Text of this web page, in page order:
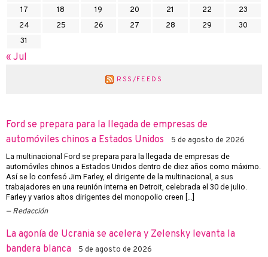
17
18 19 20 21 22
23
24
25 26 27 28 29
30
31
« Jul
RSS/FEEDS
Ford se prepara para la llegada de empresas de
automóviles chinos a Estados Unidos
5 de agosto de 2026
La multinacional Ford se prepara para la llegada de empresas de
automóviles chinos a Estados Unidos dentro de diez años como máximo.
Así se lo confesó Jim Farley, el dirigente de la multinacional, a sus
trabajadores en una reunión interna en Detroit, celebrada el 30 de julio.
Farley y varios altos dirigentes del monopolio creen […]
Redacción
La agonía de Ucrania se acelera y Zelensky levanta la
bandera blanca
5 de agosto de 2026